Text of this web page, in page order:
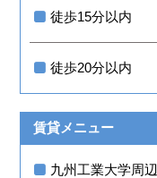
徒歩15分以内
徒歩20分以内
賃貸メニュー
九州工業大学周辺